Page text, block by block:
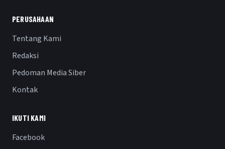
PERUSAHAAN
Tentang Kami
Redaksi
Pedoman Media Siber
Kontak
IKUTI KAMI
Facebook